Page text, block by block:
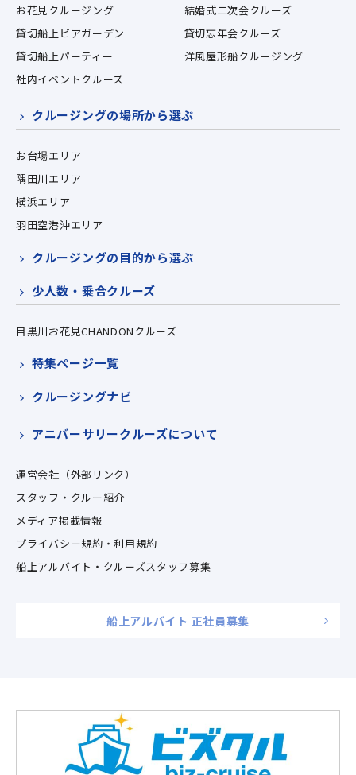
お花見クルージング
結婚式二次会クルーズ
貸切船上ビアガーデン
貸切忘年会クルーズ
貸切船上パーティー
洋風屋形船クルージング
社内イベントクルーズ
クルージングの場所から選ぶ
お台場エリア
隅田川エリア
横浜エリア
羽田空港沖エリア
クルージングの目的から選ぶ
少人数・乗合クルーズ
目黒川お花見CHANDONクルーズ
特集ページ一覧
クルージングナビ
アニバーサリークルーズについて
運営会社（外部リンク）
スタッフ・クルー紹介
メディア掲載情報
プライバシー規約・利用規約
船上アルバイト・クルーズスタッフ募集
船上アルバイト 正社員募集